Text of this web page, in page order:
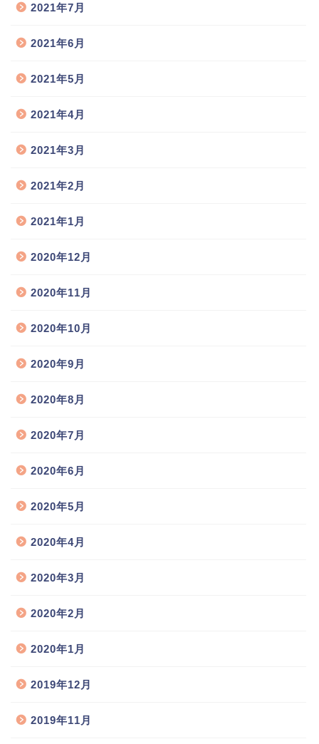
2021年7月
2021年6月
2021年5月
2021年4月
2021年3月
2021年2月
2021年1月
2020年12月
2020年11月
2020年10月
2020年9月
2020年8月
2020年7月
2020年6月
2020年5月
2020年4月
2020年3月
2020年2月
2020年1月
2019年12月
2019年11月